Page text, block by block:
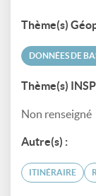
Thème(s)
DONNÉES DE
Thème(s)
Non renseigné
Autre(s) :
ITINÉRAIRE